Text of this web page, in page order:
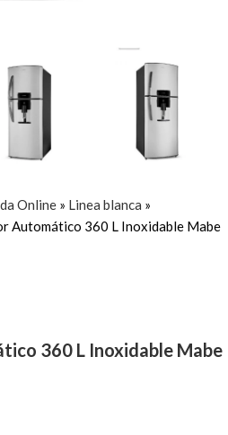
Online » Linea blanca »
Automático 360 L Inoxidable Mabe
360 L Inoxidable Mabe